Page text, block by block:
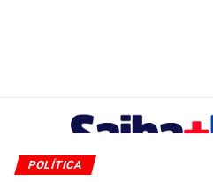
POLÍTICA